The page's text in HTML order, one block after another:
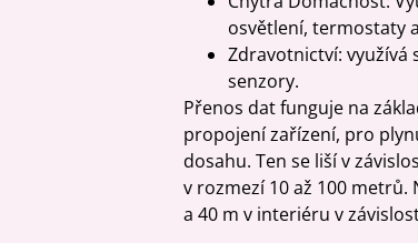
osvětlení, termostaty
Zdravotnictví: využívá
senzory.
Přenos dat funguje na
propojení zařízení, pro
dosahu. Ten se liší v
v rozmezí 10 až 100 metrů.
a 40 m v interiéru v